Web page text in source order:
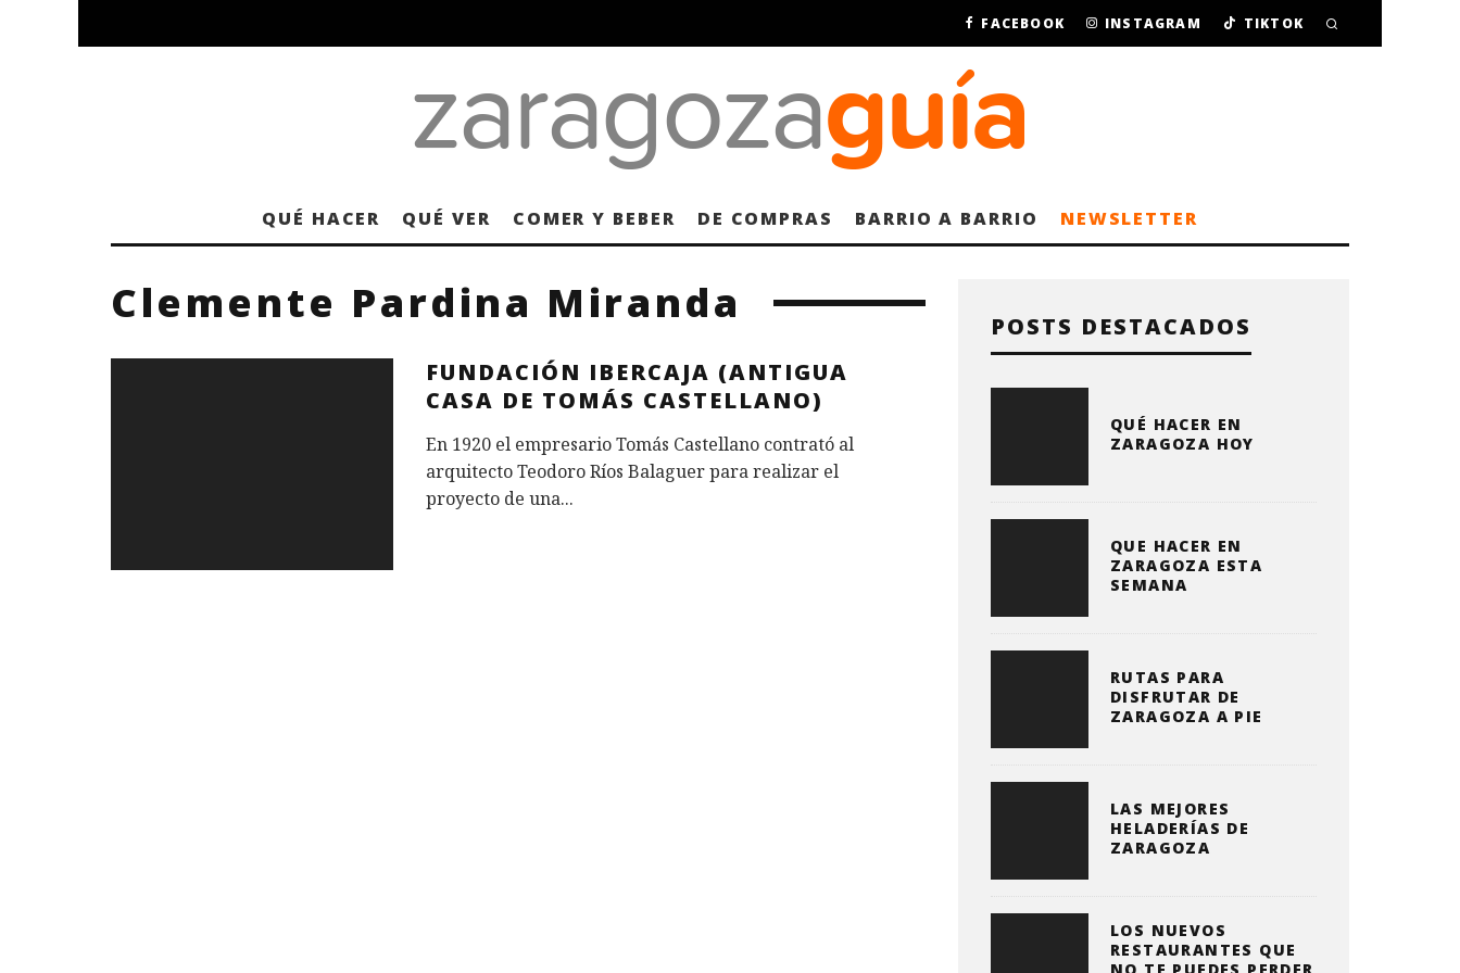
FACEBOOK INSTAGRAM TIKTOK
QUÉ HACER QUÉ VER COMER Y BEBER DE COMPRAS BARRIO A BARRIO NEWSLETTER
Clemente Pardina Miranda
FUNDACIÓN IBERCAJA (ANTIGUA
CASA DE TOMÁS CASTELLANO)
En 1920 el empresario Tomás Castellano contrató al
arquitecto Teodoro Ríos Balaguer para realizar el
proyecto de una...
POSTS DESTACADOS
QUÉ HACER EN
ZARAGOZA HOY
QUE HACER EN
ZARAGOZA ESTA
SEMANA
RUTAS PARA
DISFRUTAR DE
ZARAGOZA A PIE
LAS MEJORES
HELADERÍAS DE
ZARAGOZA
LOS NUEVOS
RESTAURANTES QUE
NO TE PUEDES PERDER